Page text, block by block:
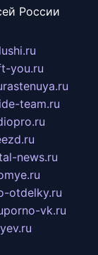
России
you.ru
rastenuya.ru
team.ru
news.ru
otdelky.ru
porno-vk.ru